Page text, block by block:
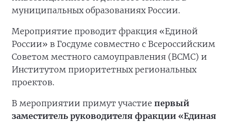
муниципальных образованиях России.
Мероприятие проводит фракция «Единой
России» в Госдуме совместно с Всероссийским
Советом местного самоуправления (ВСМС) и
Институтом приоритетных региональных
проектов.
В мероприятии примут участие первый
заместитель руководителя фракции «Единая